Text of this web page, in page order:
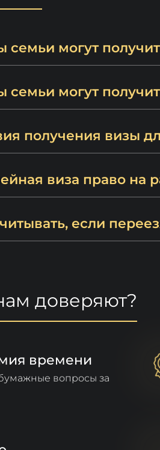
семьи могут
семьи могут
получения визы
виза право на
если
доверяют?
времени
вопросы за